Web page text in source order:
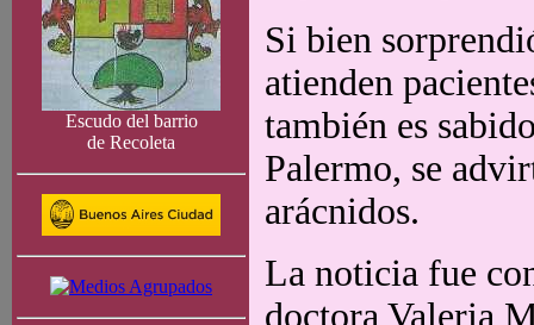
Escudo del barrio
de Recoleta
Si bien
atienden
también es
Palermo, se
arácnidos.
La noticia fue
doctora Valeria